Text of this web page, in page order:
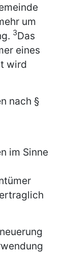
um
3Das
eines
wird
nach §
im Sinne